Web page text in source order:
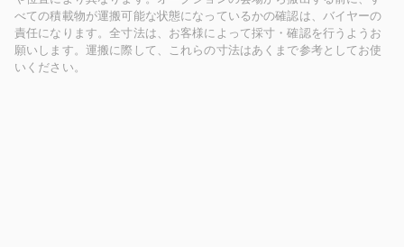
べての積載物が運搬可能な状態になっているかの確認は、バイヤーの
責任になります。全寸法は、お客様によって採寸・確認を行うようお
願いします。運搬に際して、これらの寸法はあくまで参考としてお使
いください。